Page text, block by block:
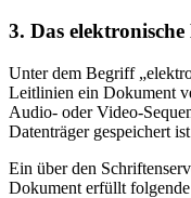
3. Das
Unter dem Begriff
Leitlinien ein Dokument
Audio- oder Video-
Datenträger gespeichert
Ein über den
Dokument erfüllt